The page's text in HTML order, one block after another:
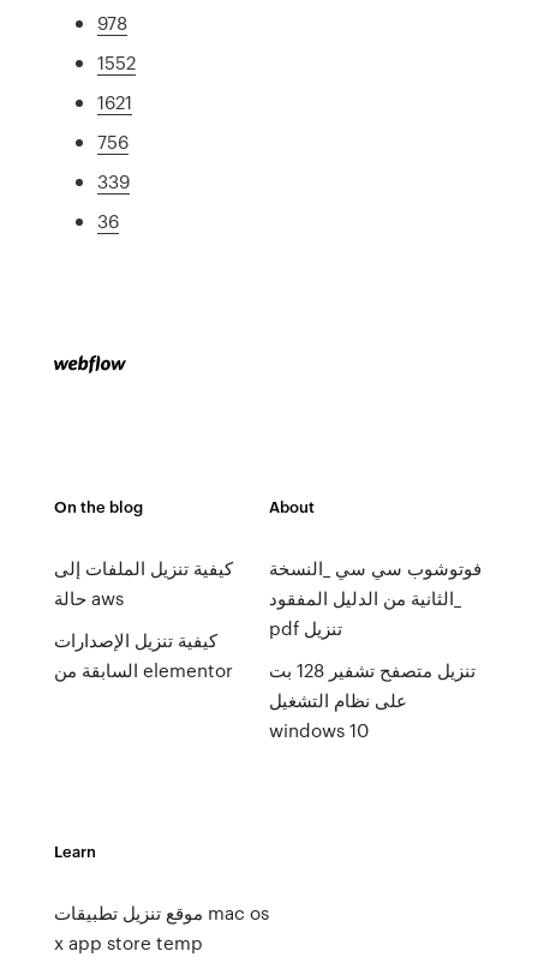
978
1552
1621
756
339
36
On the blog
كيفية تنزيل الملفات إلى
حالة aws
كيفية تنزيل الإصدارات
السابقة من elementor
About
فوتوشوب سي سي _النسخة
الثانية من الدليل المفقود_
pdf تنزيل
تنزيل متصفح تشفير 128 بت
على نظام التشغيل
windows 10
Learn
موقع تنزيل تطبيقات mac os
x app store temp